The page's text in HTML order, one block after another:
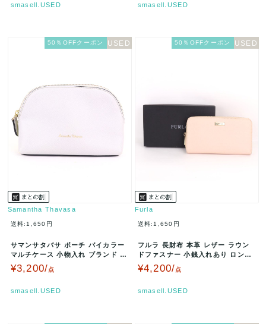
smasell.USED smasell.USED
50％OFFクーポン
Samantha Thavasa
送料:1,650円
サマンサタバサ ポーチ バイカラー
マルチケース 小物入れ ブランド レ
ディース グレー/イエロー …
¥3,200/点
smasell.USED
50％OFFクーポン
Furla
送料:1,650円
フルラ 長財布 本革 レザー ラウン
ドファスナー 小銭入れあり ロング
ウォレット ブランド 小物 レ…
¥4,200/点
smasell.USED